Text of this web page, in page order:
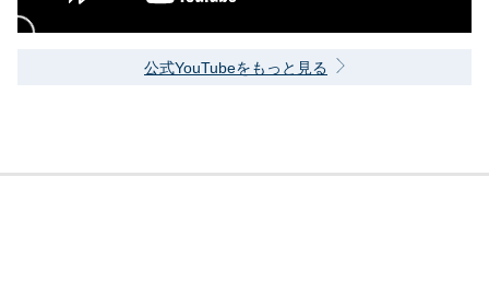
公式YouTubeをもっと見る